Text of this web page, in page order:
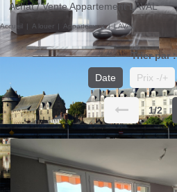
Achat / Vente Appartement LAVAL
Accueil A louer Appartement LAVAL
Trier par :
Date
Prix -/+
1/2